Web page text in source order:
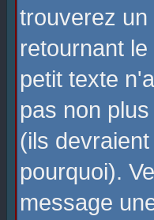
trouverez
retournant
petit texte
pas non
(ils
pourquoi).
message